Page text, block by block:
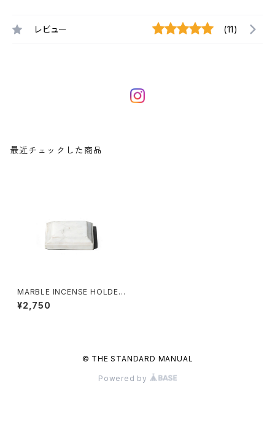
レビュー (11)
最近チェックした商品
MARBLE INCENSE HOLDER
〈SQUARE〉
¥2,750
© THE STANDARD MANUAL
Powered by